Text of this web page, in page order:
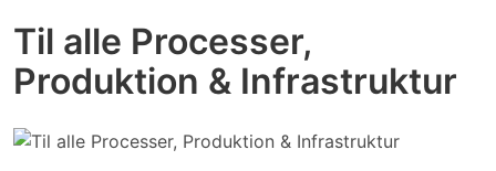
Til alle Processer,
Produktion & Infrastruktur